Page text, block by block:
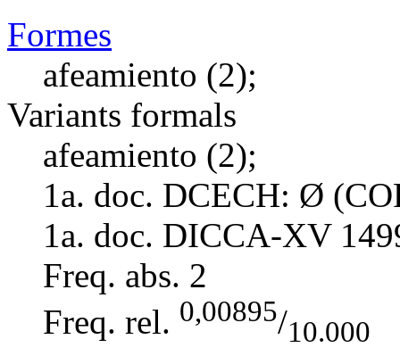
Formes
afeamiento (2);
Variants formals
afeamiento (2);
1a. doc. DCECH: Ø
1a. doc. DICCA-XV
Freq. abs. 2
Freq. rel. 0,00895/10.000